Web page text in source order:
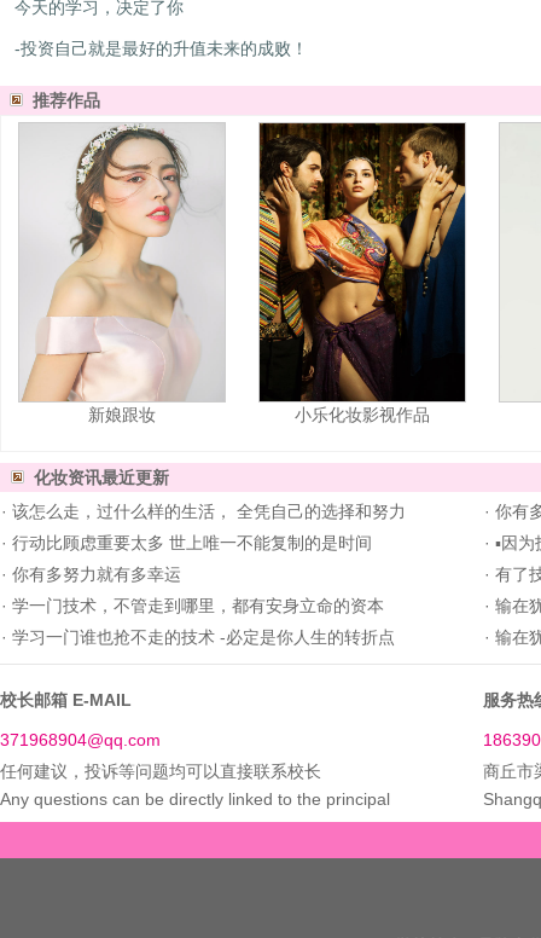
今天的学习，决定了你
-投资自己就是最好的升值未来的成败！
推荐作品
新娘跟妆 小乐化妆影视作品
化妆资讯最近更新
· 该怎么走，过什么样的生活， 全凭自己的选择和努力 · 你有
· 行动比顾虑重要太多 世上唯一不能复制的是时间 · ▪因
· 你有多努力就有多幸运 · 有了
· 学一门技术，不管走到哪里，都有安身立命的资本 · 输在
· 学习一门谁也抢不走的技术 -必定是你人生的转折点 · 输在
校长邮箱 E-MAIL 服务热
371968904@qq.com
任何建议，投诉等问题均可以直接联系校长
商丘市
Any questions can be directly linked to the principal